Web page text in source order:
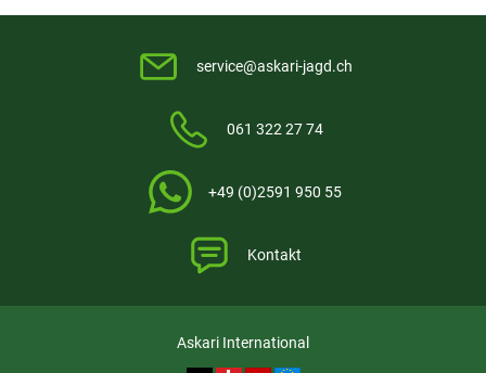
service@askari-jagd.ch
061 322 27 74
+49 (0)2591 950 55
Kontakt
Askari International